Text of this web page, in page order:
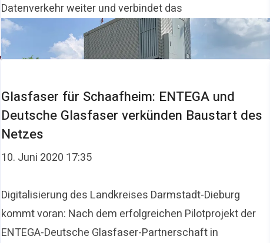
Datenverkehr weiter und verbindet das
Glasfaser für Schaafheim: ENTEGA und
Deutsche Glasfaser verkünden Baustart des
Netzes
10. Juni 2020 17:35
​Digitalisierung des Landkreises Darmstadt-Dieburg
kommt voran: Nach dem erfolgreichen Pilotprojekt der
ENTEGA-Deutsche Glasfaser-Partnerschaft in